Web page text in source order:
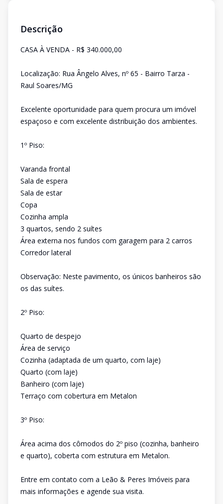
Descrição
CASA À VENDA - R$ 340.000,00
Localização: Rua Ângelo Alves, nº 65 - Bairro Tarza -
Raul Soares/MG
Excelente oportunidade para quem procura um imóvel
espaçoso e com excelente distribuição dos ambientes.
1º Piso:
Varanda frontal
Sala de espera
Sala de estar
Copa
Cozinha ampla
3 quartos, sendo 2 suítes
Área externa nos fundos com garagem para 2 carros
Corredor lateral
Observação: Neste pavimento, os únicos banheiros são
os das suítes.
2º Piso:
Quarto de despejo
Área de serviço
Cozinha (adaptada de um quarto, com laje)
Quarto (com laje)
Banheiro (com laje)
Terraço com cobertura em Metalon
3º Piso:
Área acima dos cômodos do 2º piso (cozinha, banheiro
e quarto), coberta com estrutura em Metalon.
Entre em contato com a Leão & Peres Imóveis para
mais informações e agende sua visita.